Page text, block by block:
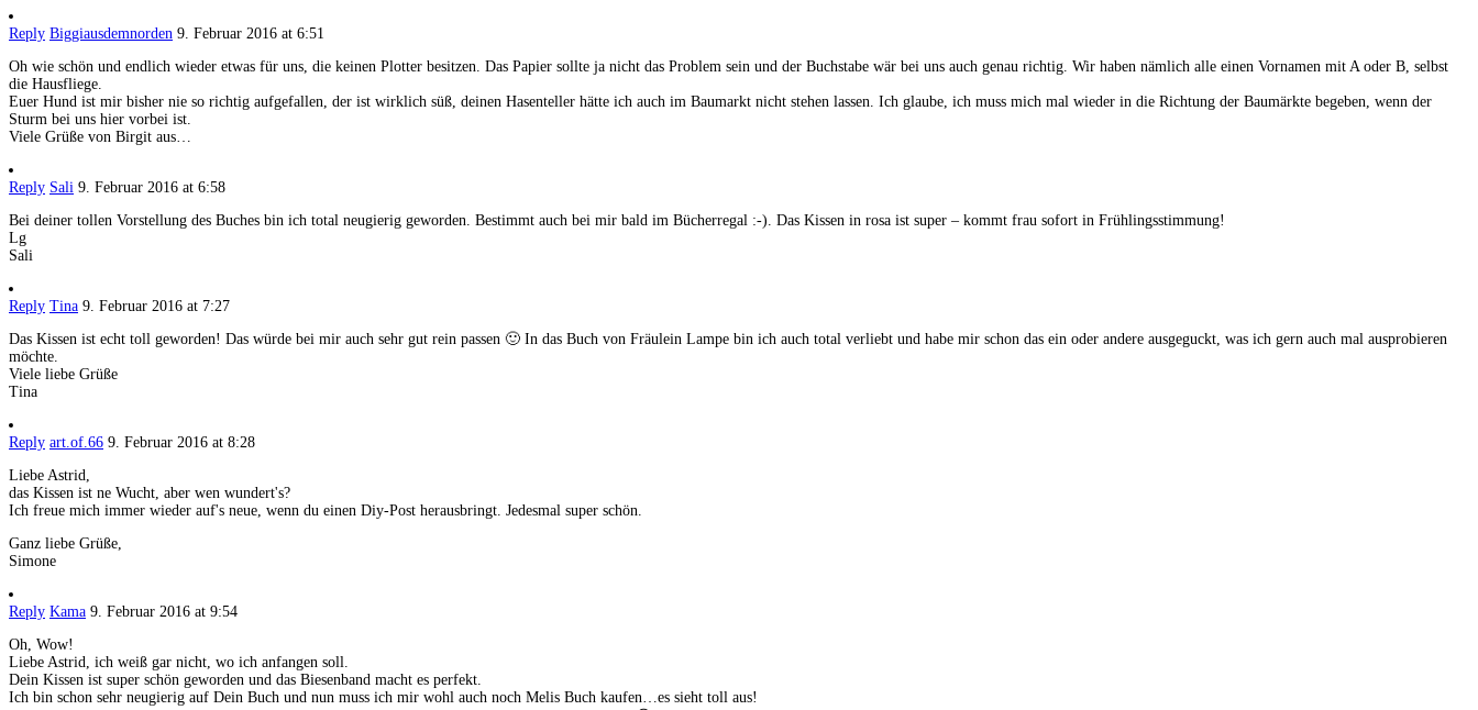
Reply Biggiausdemnorden 9. Februar 2016 at 6:51
Oh wie schön und endlich wieder etwas für uns, die keinen Plotter besitzen. Das Papier sollte ja nicht das Problem sein und der Buchstabe wär bei uns auch genau richtig. Wir haben nämlich alle einen Vornamen mit A oder B, selbst
die Hausfliege.
Euer Hund ist mir bisher nie so richtig aufgefallen, der ist wirklich süß, deinen Hasenteller hätte ich auch im Baumarkt nicht stehen lassen. Ich glaube, ich muss mich mal wieder in die Richtung der Baumärkte begeben, wenn der
Sturm bei uns hier vorbei ist.
Viele Grüße von Birgit aus…
Reply Sali 9. Februar 2016 at 6:58
Bei deiner tollen Vorstellung des Buches bin ich total neugierig geworden. Bestimmt auch bei mir bald im Bücherregal :-). Das Kissen in rosa ist super – kommt frau sofort in Frühlingsstimmung!
Lg
Sali
Reply Tina 9. Februar 2016 at 7:27
Das Kissen ist echt toll geworden! Das würde bei mir auch sehr gut rein passen 🙂 In das Buch von Fräulein Lampe bin ich auch total verliebt und habe mir schon das ein oder andere ausgeguckt, was ich gern auch mal ausprobieren
möchte.
Viele liebe Grüße
Tina
Reply art.of.66 9. Februar 2016 at 8:28
Liebe Astrid,
das Kissen ist ne Wucht, aber wen wundert's?
Ich freue mich immer wieder auf's neue, wenn du einen Diy-Post herausbringt. Jedesmal super schön.
Ganz liebe Grüße,
Simone
Reply Kama 9. Februar 2016 at 9:54
Oh, Wow!
Liebe Astrid, ich weiß gar nicht, wo ich anfangen soll.
Dein Kissen ist super schön geworden und das Biesenband macht es perfekt.
Ich bin schon sehr neugierig auf Dein Buch und nun muss ich mir wohl auch noch Melis Buch kaufen…es sieht toll aus!